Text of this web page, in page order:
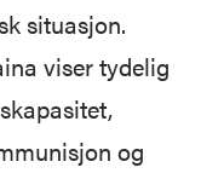
situasjon.
viser tydelig
og